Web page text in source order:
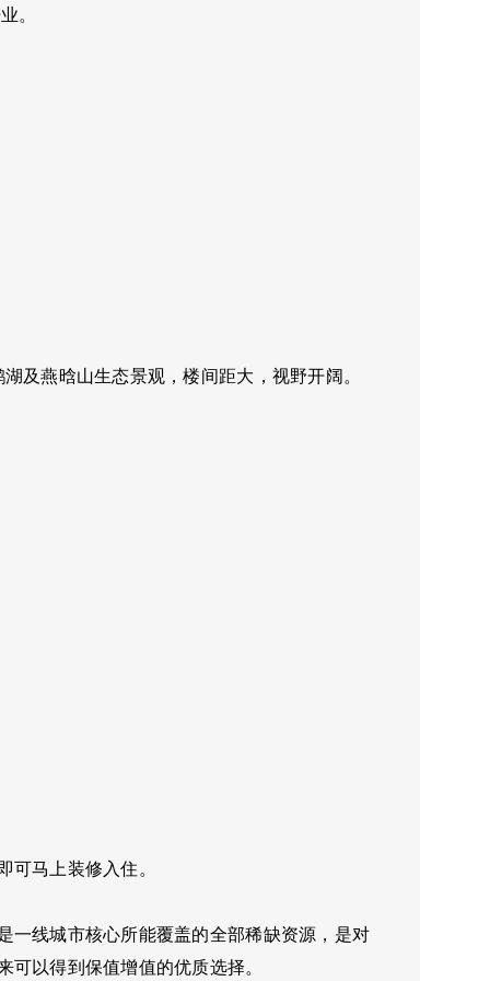
。
及燕晗山生态景观，楼间距大，视野开阔。
可马上装修入住。
一线城市核心所能覆盖的全部稀缺资源，是对
以得到保值增值的优质选择。